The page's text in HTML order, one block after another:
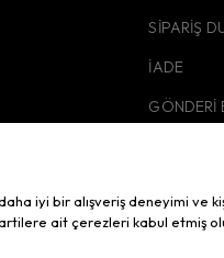
SİPARİŞ
İADE
GÖNDERİ
iyi bir alışveriş deneyimi ve
ait çerezleri kabul etmiş